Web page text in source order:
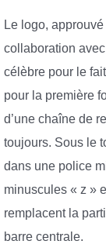
Le logo,
collaboration
célèbre pour le
pour la première
d’une chaîne de
toujours. Sous le
dans une police
minuscules « z »
remplacent la
barre centrale.